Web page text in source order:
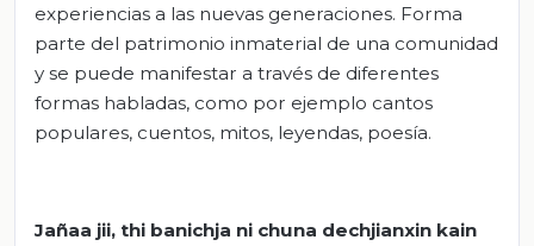
experiencias a las nuevas generaciones. Forma
parte del patrimonio inmaterial de una comunidad
y se puede manifestar a través de diferentes
formas habladas, como por ejemplo cantos
populares, cuentos, mitos, leyendas, poesía.
Jañaa jii, thi banichja ni chuna dechjianxin kain